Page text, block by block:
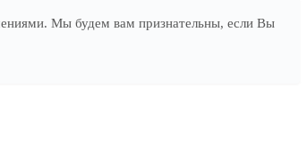
Мы будем вам признательны, если Вы